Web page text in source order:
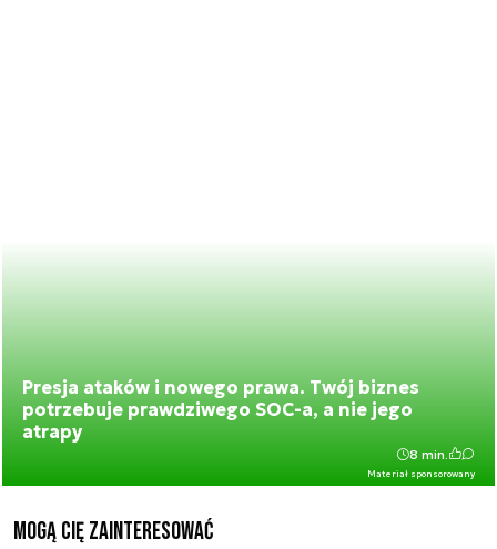
Presja ataków i nowego prawa. Twój biznes
potrzebuje prawdziwego SOC-a, a nie jego
atrapy
Materiał sponsorowany
8 min.
Mogą Cię zainteresować